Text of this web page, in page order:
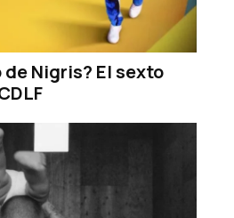
Nigris? El sexto